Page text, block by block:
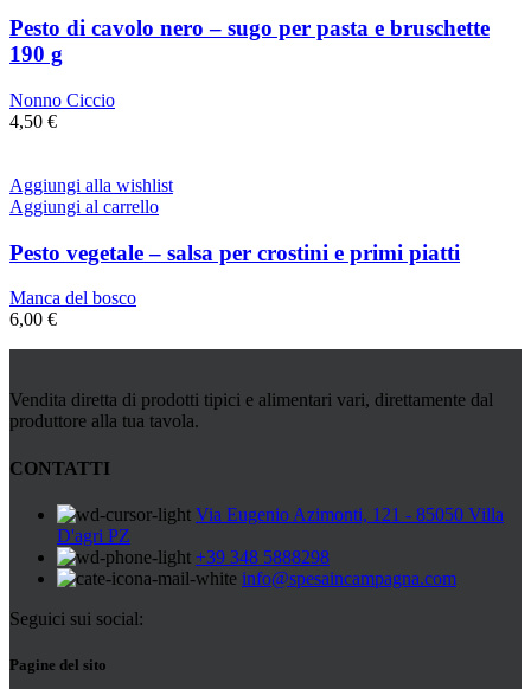
Pesto di cavolo nero – sugo per pasta e bruschette
190 g
Nonno Ciccio
4,50 €
Aggiungi alla wishlist
Aggiungi al carrello
Pesto vegetale – salsa per crostini e primi piatti
Manca del bosco
6,00 €
Vendita diretta di prodotti tipici e alimentari vari, direttamente dal
produttore alla tua tavola.
CONTATTI
Via Eugenio Azimonti, 121 - 85050 Villa
D'agri PZ
+39 348 5888298
info@spesaincampagna.com
Seguici sui social:
Pagine del sito